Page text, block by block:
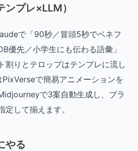
プレ×LLM）
で「90秒／冒頭5秒でベネフ
優先／小学生にも伝わる語彙」
割りとテロップはテンプレに流し
で簡易アニメーションを
で3案自動生成し、ブラ
定して揃えます。
やる